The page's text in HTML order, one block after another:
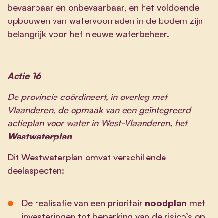
bevaarbaar en onbevaarbaar, en het voldoende
opbouwen van watervoorraden in de bodem zijn
belangrijk voor het nieuwe waterbeheer.
Actie 16
De provincie coördineert, in overleg met
Vlaanderen, de opmaak van een geïntegreerd
actieplan voor water in West-Vlaanderen, het
Westwaterplan.
Dit Westwaterplan omvat verschillende
deelaspecten:
De realisatie van een prioritair noodplan met